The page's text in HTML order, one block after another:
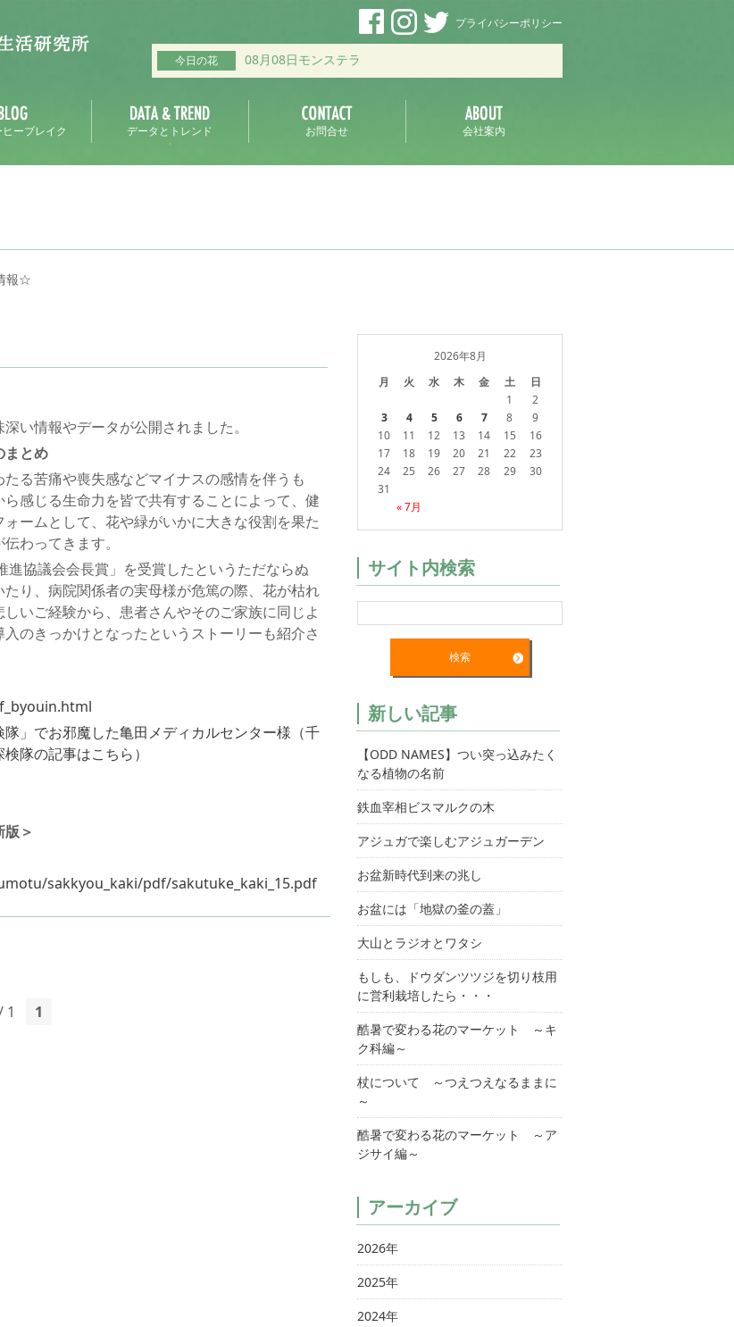
プライバシーポリシー
今日の花 08月08日モンステラ
ーブレイク データとトレンド お問合せ 会社案内
報☆
い情報やデータが公開されました。
まとめ
る苦痛や喪失感などマイナスの感情を伴うも
感じる生命力を皆で共有することによって、健
ームとして、花や緑がいかに大きな役割を果た
わってきます。
協議会会長賞」を受賞したというただならぬ
り、病院関係者の実母様が危篤の際、花が枯れ
いご経験から、患者さんやそのご家族に同じよ
のきっかけとなったというストーリーも紹介さ
」でお邪魔した亀田メディカルセンター様（千
隊の記事はこちら）
＞
sakkyou_kaki/pdf/sakutuke_kaki_15.pdf
1 1
2026年8月
月
火 水 木 金 土 日
« 7月
1
2
3
4 5 6 7 8
9
10
11 12 13 14 15
16
17
18 19 20 21 22
23
24
25 26 27 28 29
30
31
サイト内検索
新しい記事
【ODD NAMES】つい突っ込みたく
なる植物の名前
鉄血宰相ビスマルクの木
アジュガで楽しむアジュガーデン
お盆新時代到来の兆し
お盆には「地獄の釜の蓋」
大山とラジオとワタシ
もしも、ドウダンツツジを切り枝用
に営利栽培したら・・・
酷暑で変わる花のマーケット ～キ
ク科編～
杖について ～つえつえなるままに
～
酷暑で変わる花のマーケット ～ア
ジサイ編～
アーカイブ
2026年
2025年
2024年